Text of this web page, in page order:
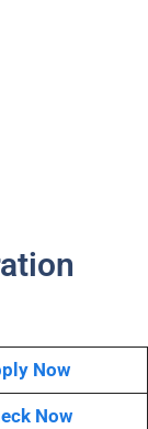
Now
Now